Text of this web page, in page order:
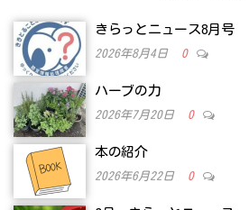
きらっとニュース8月号
2026年8月4日 0
ハーブの力
2026年7月20日 0
本の紹介
2026年6月22日 0